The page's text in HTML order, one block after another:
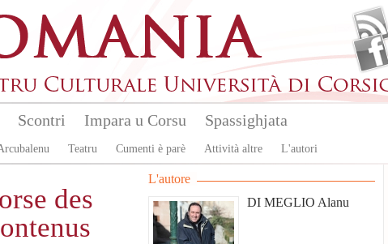
Teatru Cumenti è parè Attività altre L'autori
Scontri Impara u Corsu Spassighjata
des
L'autore
DI MEGLIO Alanu